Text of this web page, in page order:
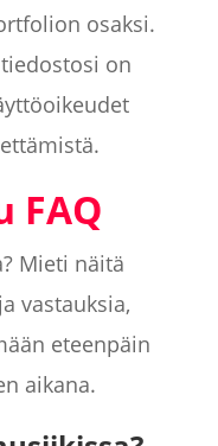
osaksi.
on
FAQ
Mieti näitä
vastauksia,
eteenpäin
aikana.